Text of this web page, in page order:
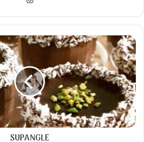
tereyağ
pudra şekeri
sıvı yağ
yumurta sarısı
kavrulmuş ince çekilmiş fındık
kabartma tozu
SUPANGLE